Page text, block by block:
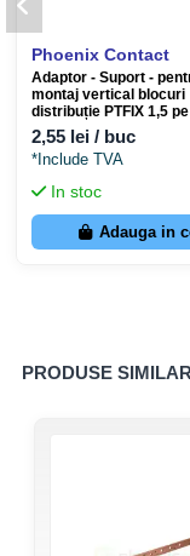
fereastră de
Siguranță
1-HL 3), ideal
Specificații
Cod producător
Phoenix Contact
Adaptor - Suport -
montaj vertical blocuri
distribuție PTFIX 1,5
DIN - Phoenix Contact
2,55 lei / buc
*Include TVA
In stoc
Adauga in
PRODUSE